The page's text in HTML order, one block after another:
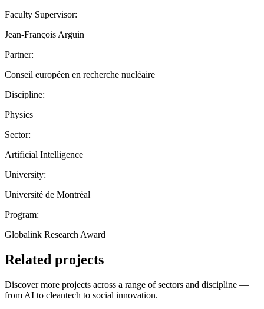
Faculty Supervisor:
Jean-François Arguin
Partner:
Conseil européen en recherche nucléaire
Discipline:
Physics
Sector:
Artificial Intelligence
University:
Université de Montréal
Program:
Globalink Research Award
Related projects
Discover more projects across a range of sectors and discipline —
from AI to cleantech to social innovation.